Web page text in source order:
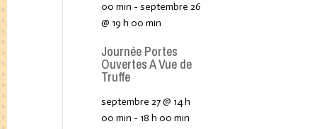
00 min -septembre 26
@ 19 h 00 min
Journée Portes
Ouvertes A Vue de
Truffe
septembre 27 @ 14 h
00 min - 18 h 00 min